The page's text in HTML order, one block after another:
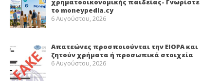
χρηματοοικονομικής παιδείας- Γνωρίστε
το moneypedia.cy
6 Αυγούστου, 2026
Απατεώνες προσποιούνται την EIOPA και
ζητούν χρήματα ή προσωπικά στοιχεία
6 Αυγούστου, 2026